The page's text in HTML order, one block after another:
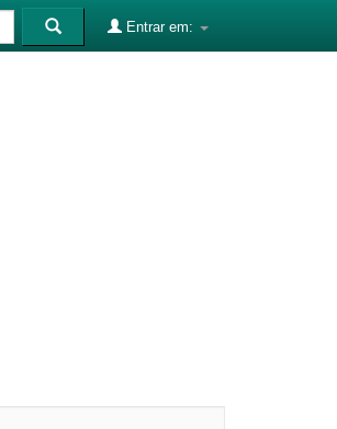
Entrar em: